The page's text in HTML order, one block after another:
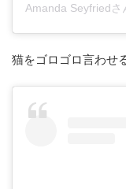
Amanda Seyfriedさ
猫をゴロゴロ言わせ